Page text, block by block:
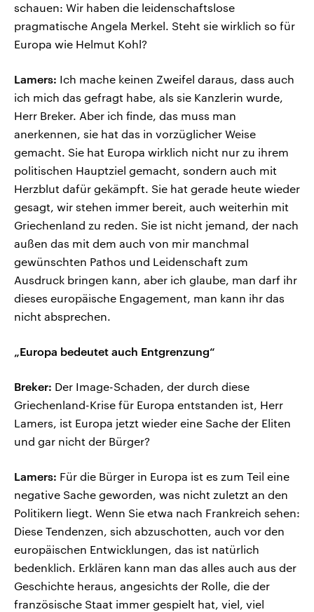
schauen: Wir haben die leidenschaftslose
pragmatische Angela Merkel. Steht sie wirklich so für
Europa wie Helmut Kohl?
Lamers: Ich mache keinen Zweifel daraus, dass auch
ich mich das gefragt habe, als sie Kanzlerin wurde,
Herr Breker. Aber ich finde, das muss man
anerkennen, sie hat das in vorzüglicher Weise
gemacht. Sie hat Europa wirklich nicht nur zu ihrem
politischen Hauptziel gemacht, sondern auch mit
Herzblut dafür gekämpft. Sie hat gerade heute wieder
gesagt, wir stehen immer bereit, auch weiterhin mit
Griechenland zu reden. Sie ist nicht jemand, der nach
außen das mit dem auch von mir manchmal
gewünschten Pathos und Leidenschaft zum
Ausdruck bringen kann, aber ich glaube, man darf ihr
dieses europäische Engagement, man kann ihr das
nicht absprechen.
„Europa bedeutet auch Entgrenzung“
Breker: Der Image-Schaden, der durch diese
Griechenland-Krise für Europa entstanden ist, Herr
Lamers, ist Europa jetzt wieder eine Sache der Eliten
und gar nicht der Bürger?
Lamers: Für die Bürger in Europa ist es zum Teil eine
negative Sache geworden, was nicht zuletzt an den
Politikern liegt. Wenn Sie etwa nach Frankreich sehen:
Diese Tendenzen, sich abzuschotten, auch vor den
europäischen Entwicklungen, das ist natürlich
bedenklich. Erklären kann man das alles auch aus der
Geschichte heraus, angesichts der Rolle, die der
französische Staat immer gespielt hat, viel, viel